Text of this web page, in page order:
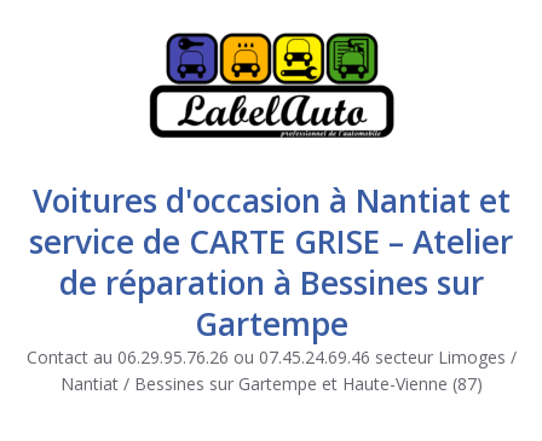
Voitures d'occasion à Nantiat et
service de CARTE GRISE – Atelier
de réparation à Bessines sur
Gartempe
Contact au 06.29.95.76.26 ou 07.45.24.69.46 secteur Limoges /
Nantiat / Bessines sur Gartempe et Haute-Vienne (87)